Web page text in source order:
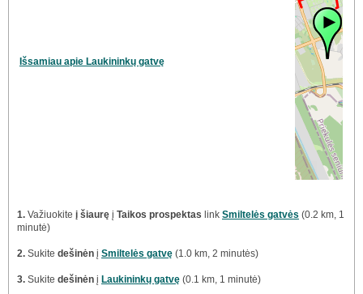
Išsamiau apie Laukininkų gatvę
1. Važiuokite į šiaurę į Taikos prospektas link Smiltelės gatvės (0.2 km, 1
minutė)
2. Sukite dešinėn į Smiltelės gatvę (1.0 km, 2 minutės)
3. Sukite dešinėn į Laukininkų gatvę (0.1 km, 1 minutė)